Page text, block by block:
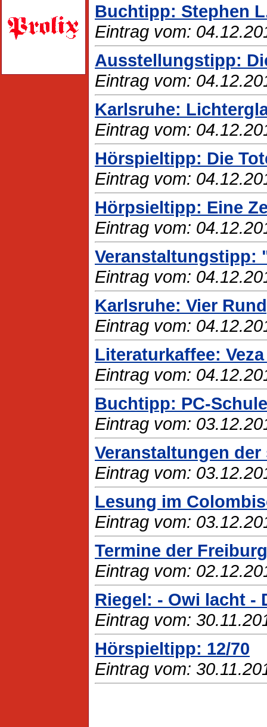
Buchtipp: Stephen
Eintrag vom:
Ausstellungstipp:
Eintrag vom:
Karlsruhe:
Eintrag vom:
Hörspieltipp: Die
Eintrag vom:
Hörpsieltipp: Eine
Eintrag vom:
Veranstaltungstipp:
Eintrag vom:
Karlsruhe: Vier
Eintrag vom:
Literaturkaffee:
Eintrag vom:
Buchtipp: PC-
Eintrag vom:
Veranstaltungen
Eintrag vom:
Lesung im
Eintrag vom:
Termine der
Eintrag vom:
Riegel: - Owi lacht -
Eintrag vom:
Hörspieltipp: 12/70
Eintrag vom: